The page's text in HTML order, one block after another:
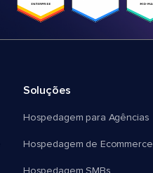
Soluções
Hospedagem para Agências
Hospedagem de Ecommerce